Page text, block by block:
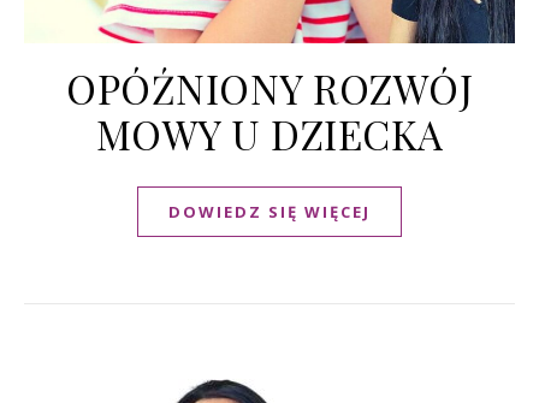
OPÓŹNIONY ROZWÓJ
MOWY U DZIECKA
DOWIEDZ SIĘ WIĘCEJ